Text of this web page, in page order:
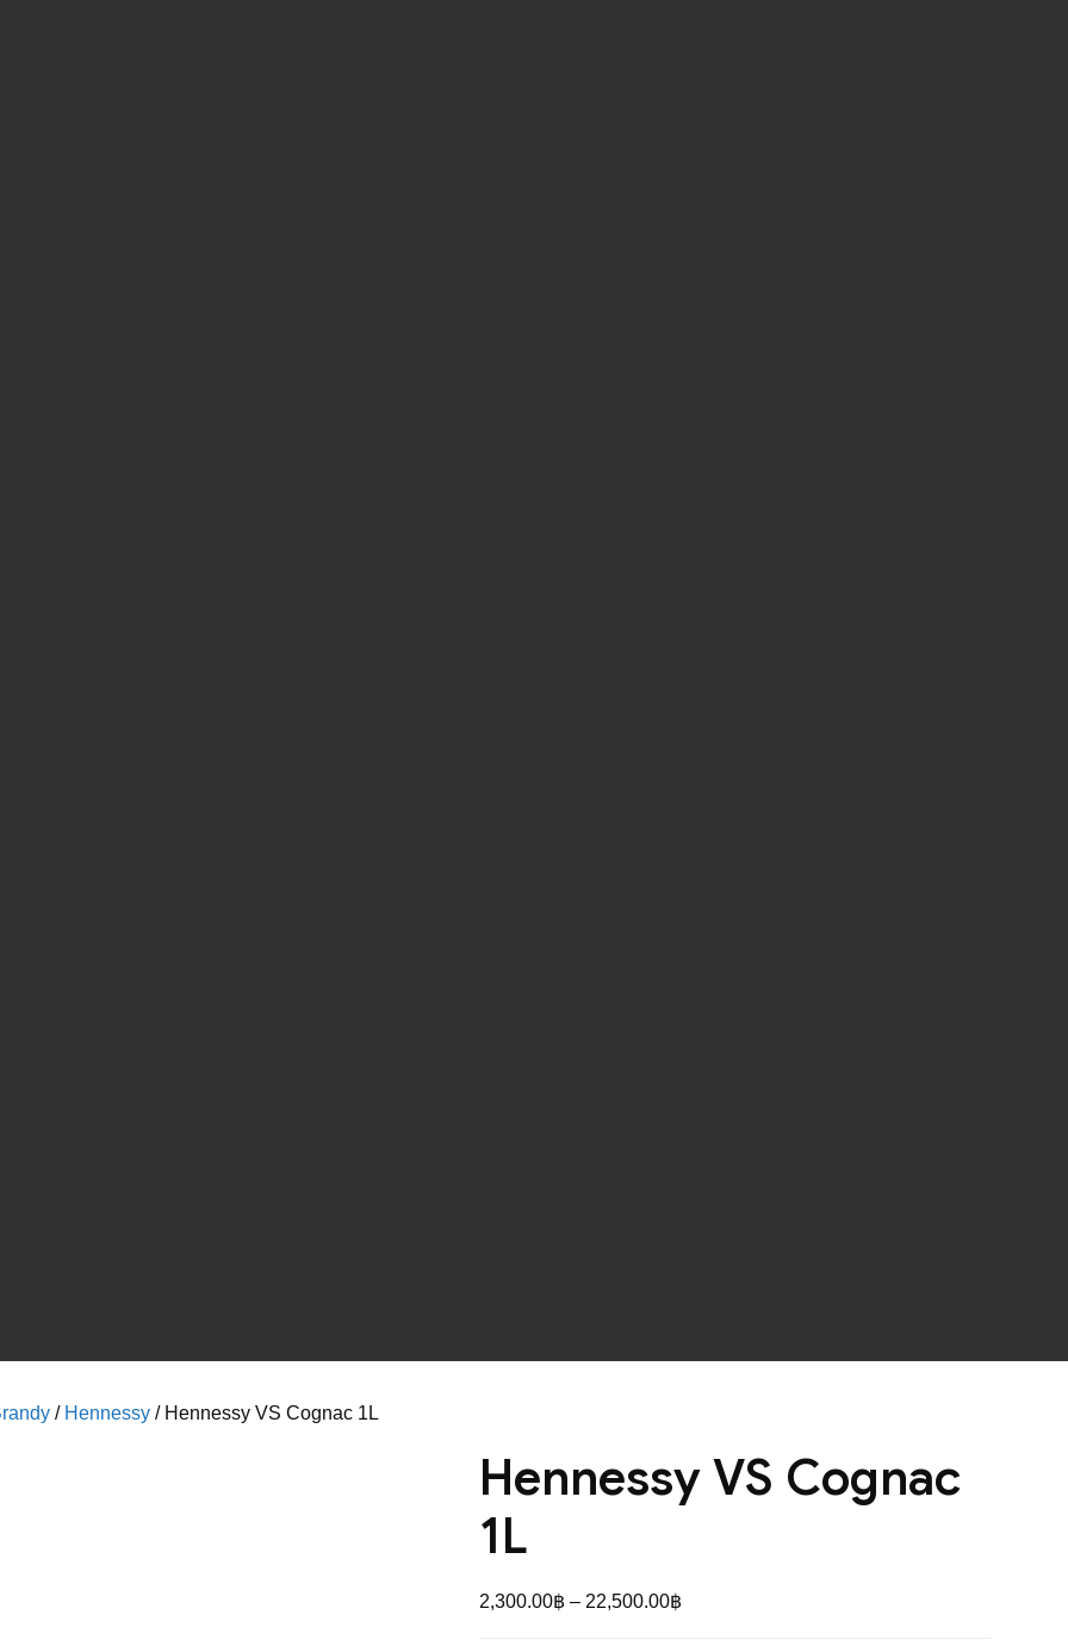
/ Hennessy / Hennessy VS Cognac 1L
Hennessy VS Cognac
1L
2,300.00฿ – 22,500.00฿Price